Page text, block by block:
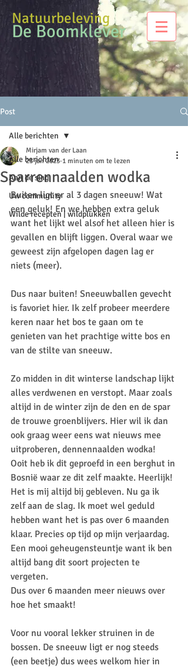
Natuurbeleving
De Boomklever
Post
Alle berichten
Aan de slag
Uw community
Wilde recepten | wildplukken
Alle berichten
Sparrennaalden wodka
Mirjam van der Laan
23 jan 2023 1 minuten om te lezen
Buiten ligt er al 3 dagen sneeuw! Wat
een geluk! En we hebben extra geluk
want het lijkt wel alsof het alleen hier is
gevallen en blijft liggen. Overal waar we
geweest zijn afgelopen dagen lag er
niets (meer).
Dus naar buiten! Sneeuwballen gevecht
is favoriet hier. Ik zelf probeer meerdere
keren naar het bos te gaan om te
genieten van het prachtige witte bos en
van de stilte van sneeuw.
Zo midden in dit winterse landschap lijkt
alles verdwenen en verstopt. Maar zoals
altijd in de winter zijn de den en de spar
de trouwe groenblijvers. Hier wil ik dan
ook graag weer eens wat nieuws mee
uitproberen, dennennaalden wodka!
Ooit heb ik dit geproefd in een berghut in
Bosnië waar ze dit zelf maakte. Heerlijk!
Het is mij altijd bij gebleven. Nu ga ik
zelf aan de slag. Ik moet wel geduld
hebben want het is pas over 6 maanden
klaar. Precies op tijd op mijn verjaardag.
Een mooi geheugensteuntje want ik ben
altijd bang dit soort projecten te
vergeten.
Dus over 6 maanden meer nieuws over
hoe het smaakt!
Voor nu vooral lekker struinen in de
bossen. De sneeuw ligt er nog steeds
(een beetje) dus wees welkom hier in